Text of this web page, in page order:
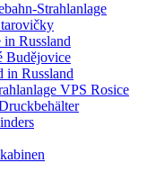
Strahlanlage
in Russland
Budějovice
in Russland
VPS Rosice